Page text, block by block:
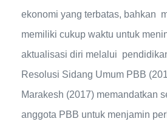
ekonomi yang terbatas, bahkan
memiliki cukup waktu untuk
aktualisasi diri melalui
Resolusi Sidang Umum PBB
Marakesh (2017) memandatkan
anggota PBB untuk menjamin